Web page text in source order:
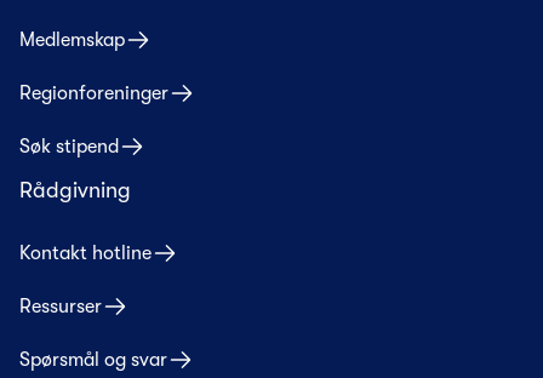
Medlemskap
Regionforeninger
Søk stipend
Rådgivning
Kontakt hotline
Ressurser
Spørsmål og svar